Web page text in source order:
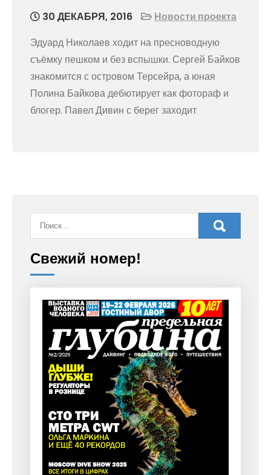
30 ДЕКАБРЯ, 2016
Новости проекта
Эдуард Николаев ходит на пресноводную
съёмку пешком и без вспышки. Сергей Байков
знакомится с островом Терсейра, а юная
Полина Байкова дебютирует как фотораф и
блогер. Павел Дивин с берег заходит
Свежий номер!